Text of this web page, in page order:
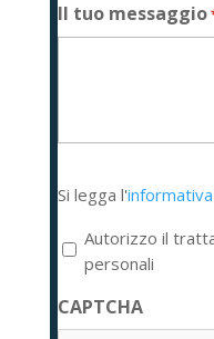
Il tuo messaggio
legga
l'informativa
sulla
privacy
*
Si legga l'
Autorizzo il
personali
CAPTCHA